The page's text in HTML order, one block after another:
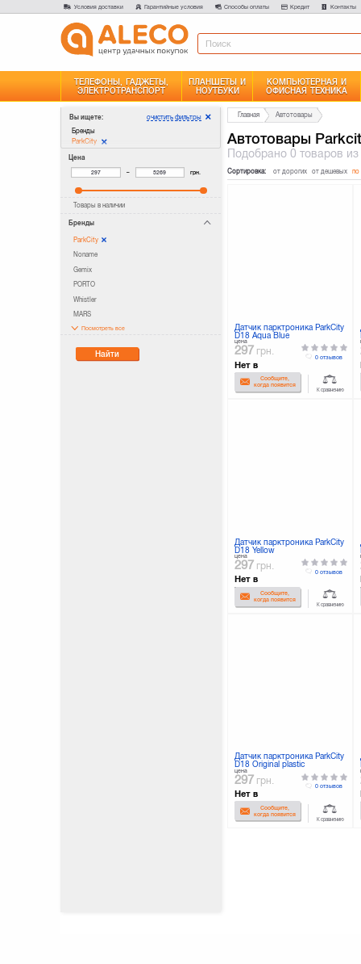
Условия доставки Гарантийные условия Способы оплаты Кредит Контакты
ТЕЛЕФОНЫ, ГАДЖЕТЫ,
ЭЛЕКТРОТРАНСПОРТ
ПЛАНШЕТЫ И
НОУТБУКИ
КОМПЬЮТЕРНАЯ И
ОФИСНАЯ ТЕХНИКА
Вы ищете:
Бренды
ParkCity
очистить фильтры
Цена
– грн.
Товары в наличии
Бренды
ParkCity
Noname
Gemix
PORTO
Whistler
MARS
Посмотреть все
Найти
Главная Автотовары
Автотовары
Подобрано0 товаров
Сортировка: от дорогих от дешевых по
Датчик парктроника ParkCity
D18 Aqua Blue
цена
297 грн.
Нет в
наличииСообщите,
когда появится
0 отзывов
К сравнению
Датчик парктроника ParkCity
D18 Yellow
цена
297 грн.
Нет в
наличииСообщите,
когда появится
0 отзывов
К сравнению
Датчик парктроника ParkCity
D18 Original plastic
цена
297 грн.
Нет в
наличииСообщите,
когда появится
0 отзывов
К сравнению